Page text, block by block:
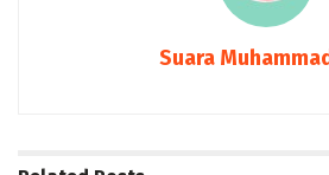
Suara